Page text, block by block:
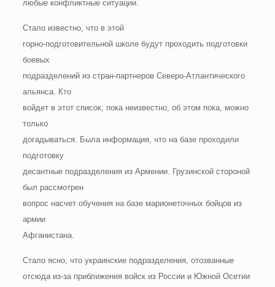
любые конфликтные ситуации.
Стало известно, что в этой
горно-подготовительной школе будут проходить подготовки
боевых
подразделений из стран-партнеров Северо-Атлантического
альянса. Кто
войдет в этот список, пока неизвестно, об этом пока, можно
только
догадываться. Была информация, что на базе проходили
подготовку
десантные подразделения из Армении. Грузинской стороной
был рассмотрен
вопрос насчет обучения на базе марионеточных бойцов из
армии
Афганистана.
Стало ясно, что украинские подразделения, отозванные
отсюда из-за приближения войск из России и Южной Осетии